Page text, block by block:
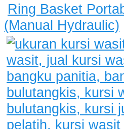
Ring Basket
(Manual Hydraulic)